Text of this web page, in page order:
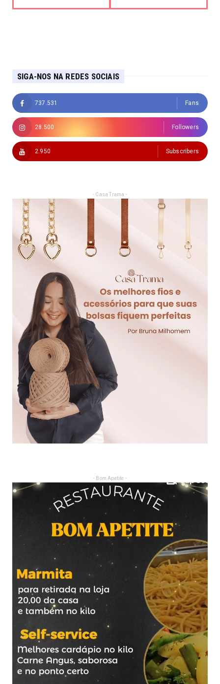
SIGA-NOS NA REDES SOCIAIS
737.531 Fans
28.500 Followers
2.950 Subscribers
- Casa Trama -
- Bom Apetite -